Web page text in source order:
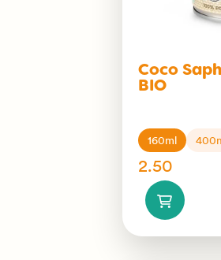
Coco
BIO
160ml
2.50